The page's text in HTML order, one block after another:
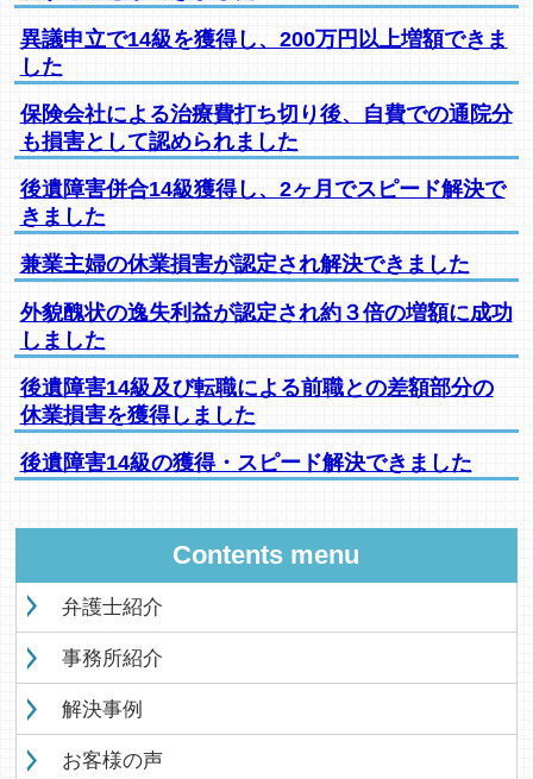
異議申立で14級を獲得し、200万円以上増額できま
した
保険会社による治療費打ち切り後、自費での通院分
も損害として認められました
後遺障害併合14級獲得し、2ヶ月でスピード解決で
きました
兼業主婦の休業損害が認定され解決できました
外貌醜状の逸失利益が認定され約３倍の増額に成功
しました
後遺障害14級及び転職による前職との差額部分の
休業損害を獲得しました
後遺障害14級の獲得・スピード解決できました
Contents menu
弁護士紹介
事務所紹介
解決事例
お客様の声